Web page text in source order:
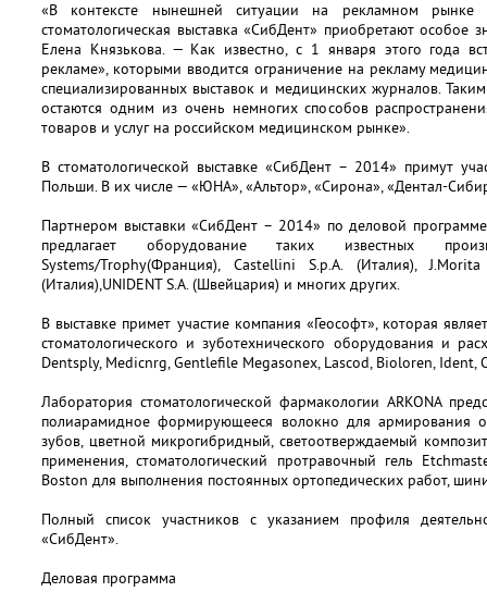
«В контексте нынешней ситуации на рекламном рынке
стоматологическая выставка «СибДент» приобретают особое
Елена Князькова. — Как известно, с 1 января этого года
рекламе», которыми вводится ограничение на рекламу
специализированных выставок и медицинских журналов.
остаются одним из очень немногих способов
товаров и услуг на российском медицинском рынке».
В стоматологической выставке «СибДент – 2014» примут
Польши. В их числе — «ЮНА», «Альтор», «Сирона», «Дентал-
Партнером выставки «СибДент – 2014» по деловой
предлагает оборудование таких известных
Systems/Trophy(Франция), Castellini S.p.A. (Италия),
(Италия),UNIDENT S.A. (Швейцария) и многих других.
В выставке примет участие компания «Геософт», которая
стоматологического и зуботехнического оборудования и
Dentsply, Medicnrg, Gentlefile Megasonex, Lascod, Bioloren, Ident,
Лаборатория стоматологической фармакологии ARKONA
полиарамидное формирующееся волокно для армирования
зубов, цветной микрогибридный, светоотверждаемый
применения, стоматологический протравочный гель
Boston для выполнения постоянных ортопедических работ,
Полный список участников с указанием профиля
«СибДент».
Деловая программа